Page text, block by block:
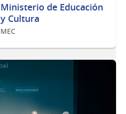
Ministerio de Educación
y Cultura
MEC